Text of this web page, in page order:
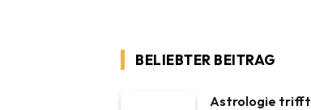
BELIEBTER BEITRAG
Astrologie trifft